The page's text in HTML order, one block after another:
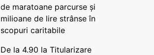
de maratoane parcurse și
milioane de lire strânse în
scopuri caritabile
De la 4.90 la Titularizare